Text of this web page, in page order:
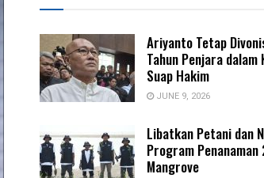
Ariyanto Tetap
Tahun Penjara dalam
Suap Hakim
JUNE 9, 2026
Libatkan Petani dan
Program
Mangrove